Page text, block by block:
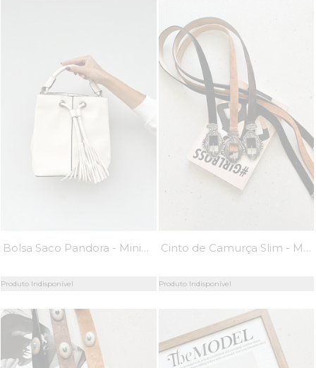
Bolsa Saco Pandora - MiniMoni
Produto Indisponível
Cinto de Camurça Slim - Mini Moni
Produto Indisponível